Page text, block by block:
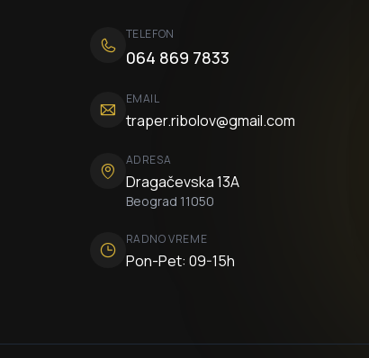
TELEFON
064 869 7833
EMAIL
traper.ribolov@gmail.com
ADRESA
Dragačevska 13A
Beograd 11050
RADNO VREME
Pon-Pet: 09-15h